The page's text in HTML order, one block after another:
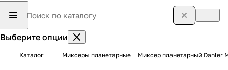
Выберите опции
Каталог Миксеры планетарные Миксер планетарный Danler